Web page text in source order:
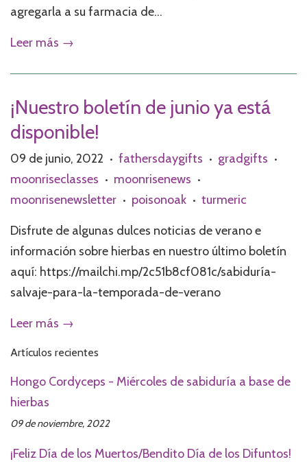
agregarla a su farmacia de...
Leer más →
¡Nuestro boletín de junio ya está
disponible!
09 de junio, 2022 • fathersdaygifts • gradgifts •
moonriseclasses • moonrisenews •
moonrisenewsletter • poisonoak • turmeric
Disfrute de algunas dulces noticias de verano e
información sobre hierbas en nuestro último boletín
aquí: https://mailchi.mp/2c51b8cf081c/sabiduría-
salvaje-para-la-temporada-de-verano
Leer más →
Artículos recientes
Hongo Cordyceps - Miércoles de sabiduría a base de
hierbas
09 de noviembre, 2022
¡Feliz Día de los Muertos/Bendito Día de los Difuntos!